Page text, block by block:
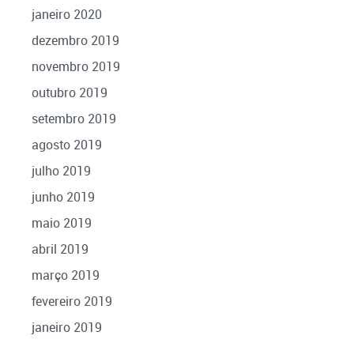
janeiro 2020
dezembro 2019
novembro 2019
outubro 2019
setembro 2019
agosto 2019
julho 2019
junho 2019
maio 2019
abril 2019
março 2019
fevereiro 2019
janeiro 2019